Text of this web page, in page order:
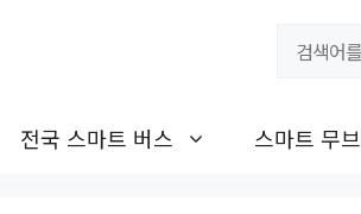
전국 스마트 버스 스마트 무브